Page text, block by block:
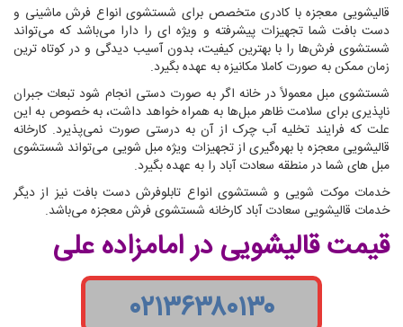
قالیشویی معجزه با کادری متخصص برای شستشوی انواع فرش ماشینی و
دست بافت شما تجهیزات پیشرفته و ویژه ای را دارا می‌باشد که می‌تواند
شستشوی فرش‌ها را با بهترین کیفیت، بدون آسیب دیدگی و در کوتاه ترین
زمان ممکن به صورت کاملا مکانیزه به عهده بگیرد.
شستشوی مبل معمولاً در خانه اگر به صورت دستی انجام شود تبعات جبران
ناپذیری برای سلامت ظاهر مبل‌ها به همراه خواهد داشت، به خصوص به این
علت که فرایند تخلیه آب چرک از آن به درستی صورت نمی‌پذیرد. کارخانه
قالیشویی معجزه با بهره‌گیری از تجهیزات ویژه مبل شویی می‌تواند شستشوی
مبل های شما در منطقه سعادت آباد را به عهده بگیرد.
خدمات موکت شویی و شستشوی انواع تابلوفرش دست بافت نیز از دیگر
خدمات قالیشویی سعادت آباد کارخانه شستشوی فرش معجزه می‌باشد.
قیمت قالیشویی در امامزاده علی
۰۲۱۳۶۳۸۰۱۳۰